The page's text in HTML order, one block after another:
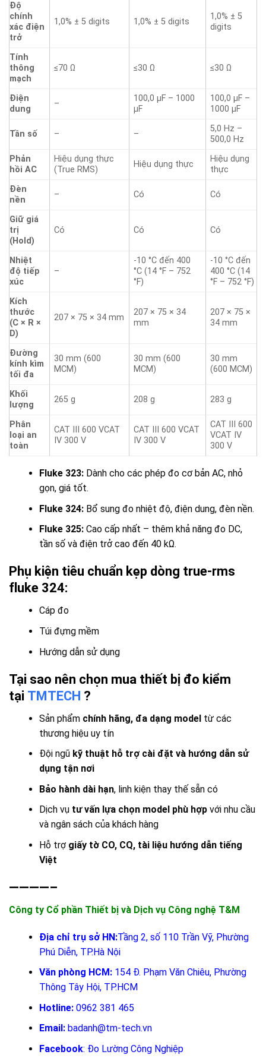
Độ
chính
xác điện
trở
1,0% ± 5 digits 1,0% ± 5 digits
1,0% ± 5
digits
Tính
thông
mạch
≤70 Ω ≤30 Ω ≤30 Ω
Điện
dung
–
100,0 µF – 1000
µF
100,0 µF –
1000 µF
Tần số – –
5,0 Hz –
500,0 Hz
Phản
hồi AC
Hiệu dụng thực
(True RMS)
Hiệu dụng thực
Hiệu dụng
thực
Đèn
nền
– Có Có
Giữ giá
trị
(Hold)
Có Có Có
Nhiệt
độ tiếp
xúc
–
-10 °C đến 400
°C (14 °F – 752
°F)
-10 °C đến
400 °C (14
°F – 752 °F)
Kích
thước
(C × R ×
D)
207 × 75 × 34 mm
207 × 75 × 34
mm
207 × 75 ×
34 mm
Đường
kính kìm
tối đa
30 mm (600
MCM)
30 mm (600
MCM)
30 mm
(600 MCM)
Khối
lượng
265 g 208 g 283 g
Phân
loại an
toàn
CAT III 600 VCAT
IV 300 V
CAT III 600 VCAT
IV 300 V
CAT III 600
VCAT IV
300 V
Fluke 323:Dành cho các phép đo cơ bản AC, nhỏ
gọn, giá tốt.
Fluke 324:Bổ sung đo nhiệt độ, điện dung, đèn nền.
Fluke 325:Cao cấp nhất – thêm khả năng đo DC,
tần số và điện trở cao đến 40 kΩ.
Phụ kiện tiêu chuẩn kẹp dòng true-rms
fluke 324:
Cáp đo
Túi đựng mềm
Hướng dẫn sử dụng
Tại sao nên chọn mua thiết bị đo kiểm
tại TMTECH ?
Sản phẩm chính hãng, đa dạng modeltừ các
thương hiệu uy tín
Đội ngũ kỹ thuật hỗ trợ cài đặt và hướng dẫn sử
dụng tận nơi
Bảo hành dài hạn, linh kiện thay thế sẵn có
Dịch vụ tư vấn lựa chọn model phù hợpvới nhu cầu
và ngân sách của khách hàng
Hỗ trợ giấy tờ CO, CQ, tài liệu hướng dẫn tiếng
Việt
————–
Công ty Cổ phần Thiết bị và Dịch vụ Công nghệ T&M
Địa chỉ trụ sở HN:Tầng 2, số 110 Trần Vỹ, Phường
Phú Diễn, TP.Hà Nội
Văn phòng HCM:154 Đ. Phạm Văn Chiêu, Phường
Thông Tây Hội, TP.HCM
Hotline: 0962 381 465
Email: badanh@tm-tech.vn
Facebook: Đo Lường Công Nghiệp